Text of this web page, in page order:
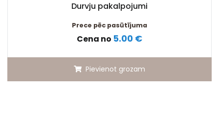
Durvju pakalpojumi
Prece pēc pasūtījuma
Cena no 5.00 €
Pievienot grozam